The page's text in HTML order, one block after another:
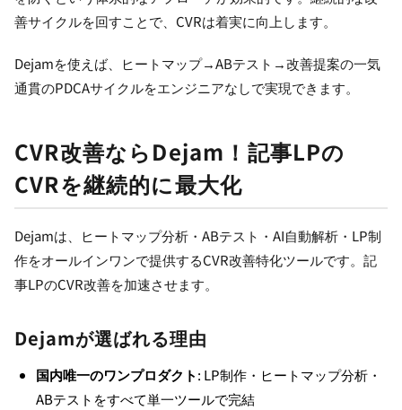
善サイクルを回すことで、CVRは着実に向上します。
Dejamを使えば、ヒートマップ→ABテスト→改善提案の一気
通貫のPDCAサイクルをエンジニアなしで実現できます。
CVR改善ならDejam！記事LPの
CVRを継続的に最大化
Dejamは、ヒートマップ分析・ABテスト・AI自動解析・LP制
作をオールインワンで提供するCVR改善特化ツールです。記
事LPのCVR改善を加速させます。
Dejamが選ばれる理由
国内唯一のワンプロダクト: LP制作・ヒートマップ分析・
ABテストをすべて単一ツールで完結